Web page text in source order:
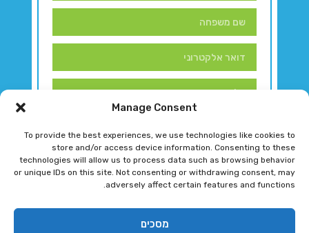
Manage Consent
To provide the best experiences, we use technologies like cookies to
store and/or access device information. Consenting to these
technologies will allow us to process data such as browsing behavior
or unique IDs on this site. Not consenting or withdrawing consent, may
adversely affect certain features and functions.
מסכים